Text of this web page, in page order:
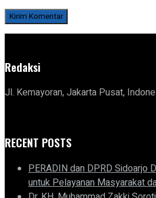
Redaksi
Jl. Kemayoran, Jakarta Pusat,
RECENT POSTS
PERADIN dan DPRD Sidoarjo
untuk Pelayanan Masyarakat